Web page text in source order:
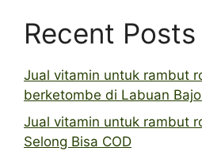
Recent Posts
Jual vitamin untuk rambut
berketombe di Labuan
Jual vitamin untuk rambut
Selong Bisa COD